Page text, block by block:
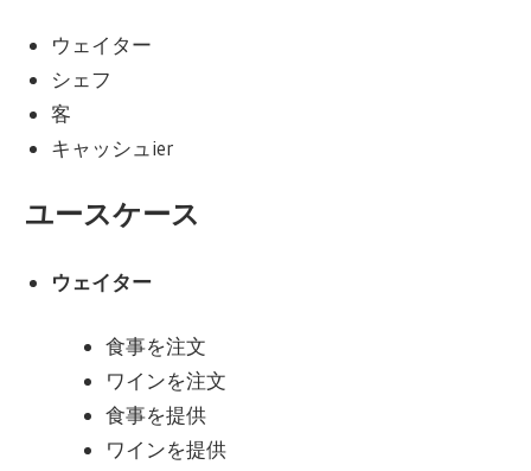
ウェイター
シェフ
客
キャッシュier
ユースケース
ウェイター
食事を注文
ワインを注文
食事を提供
ワインを提供